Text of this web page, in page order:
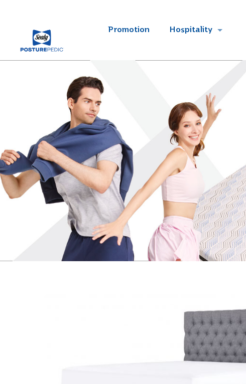
Promotion Hospitality